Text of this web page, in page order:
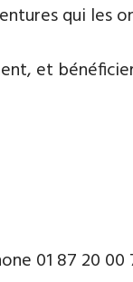
qui les
et
​​0​1 87 20